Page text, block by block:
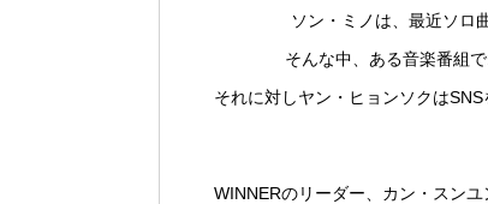
ソン・ミノは、最近ソロ
そんな中、ある音楽番組
それに対しヤン・ヒョンソクは
WINNERのリーダー、カン・スン